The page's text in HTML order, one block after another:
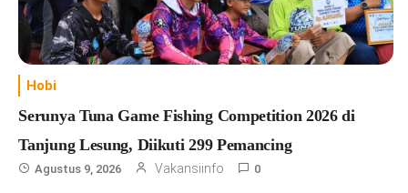
Hobi
Serunya Tuna Game Fishing Competition 2026 di
Tanjung Lesung, Diikuti 299 Pemancing
Agustus 9, 2026 Vakansiinfo 0